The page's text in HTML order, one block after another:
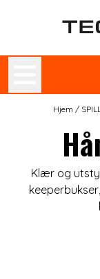
Hopp til innhold
Hjem /
Klær og